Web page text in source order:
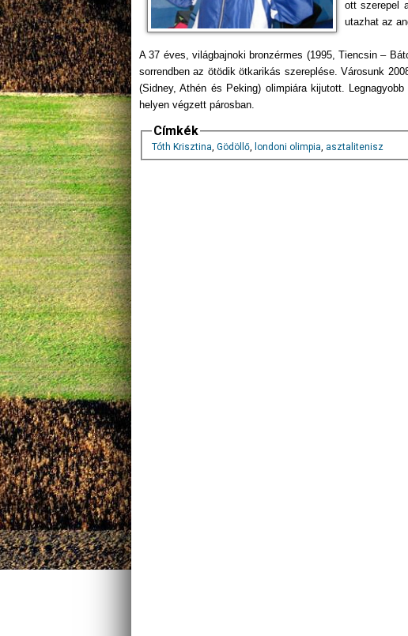
ott szerepel
utazhat az
A 37 éves, világbajnoki bronzérmes (1995, Tiencsin –
sorrendben az ötödik ötkarikás szereplése. Városunk
(Sidney, Athén és Peking) olimpiára kijutott.
helyen végzett párosban.
Címkék
Tóth Krisztina, Gödöllő, londoni olimpia, asztalitenisz